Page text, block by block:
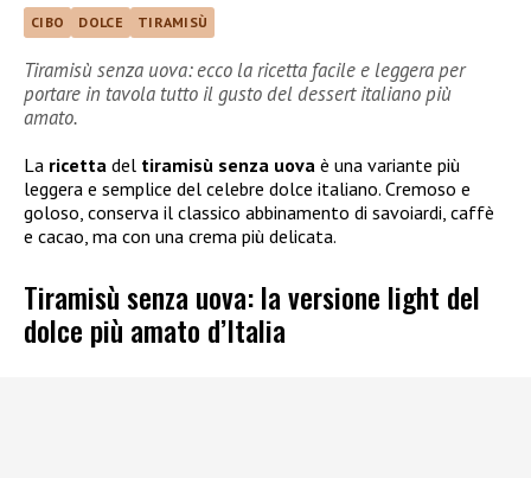
CIBO DOLCE TIRAMISÙ
Tiramisù senza uova: ecco la ricetta facile e leggera per
portare in tavola tutto il gusto del dessert italiano più
amato.
La ricetta del tiramisù senza uova è una variante più
leggera e semplice del celebre dolce italiano. Cremoso e
goloso, conserva il classico abbinamento di savoiardi, caffè
e cacao, ma con una crema più delicata.
Tiramisù senza uova: la versione light del
dolce più amato d’Italia